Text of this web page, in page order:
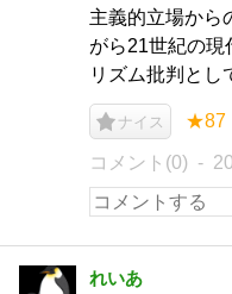
主義的立場から
がら21世紀の現
リズム批判とし
ナイス ★87
コメント(0)
れいあ